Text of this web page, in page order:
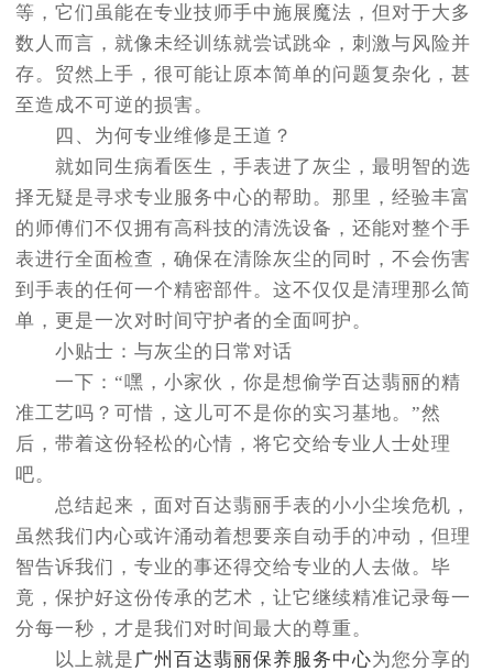
等，它们虽能在专业技师手中施展魔法，但对于大多
数人而言，就像未经训练就尝试跳伞，刺激与风险并
存。贸然上手，很可能让原本简单的问题复杂化，甚
至造成不可逆的损害。
四、为何专业维修是王道？
就如同生病看医生，手表进了灰尘，最明智的选
择无疑是寻求专业服务中心的帮助。那里，经验丰富
的师傅们不仅拥有高科技的清洗设备，还能对整个手
表进行全面检查，确保在清除灰尘的同时，不会伤害
到手表的任何一个精密部件。这不仅仅是清理那么简
单，更是一次对时间守护者的全面呵护。
小贴士：与灰尘的日常对话
一下：“嘿，小家伙，你是想偷学百达翡丽的精
准工艺吗？可惜，这儿可不是你的实习基地。”然
后，带着这份轻松的心情，将它交给专业人士处理
吧。
总结起来，面对百达翡丽手表的小小尘埃危机，
虽然我们内心或许涌动着想要亲自动手的冲动，但理
智告诉我们，专业的事还得交给专业的人去做。毕
竟，保护好这份传承的艺术，让它继续精准记录每一
分每一秒，才是我们对时间最大的尊重。
以上就是 广州百达翡丽保养服务中心为您分享的